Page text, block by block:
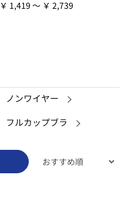
￥ 1,419 ～ ￥ 2,739
ノンワイヤー
フルカップブラ